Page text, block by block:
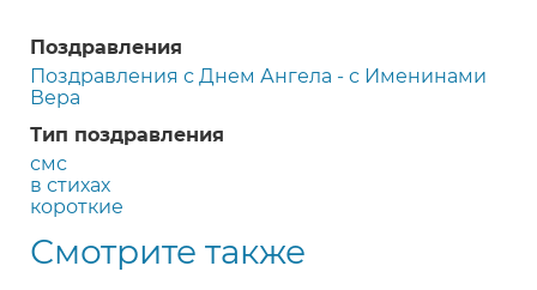
Поздравления
Поздравления с Днем Ангела - с Именинами
Вера
Тип поздравления
смс
в стихах
короткие
Смотрите также